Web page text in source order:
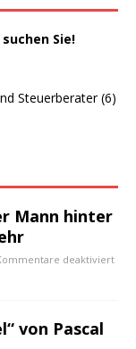
Sie!
Steuerberater (6)
Mann hinter
deaktiviert
von Pascal